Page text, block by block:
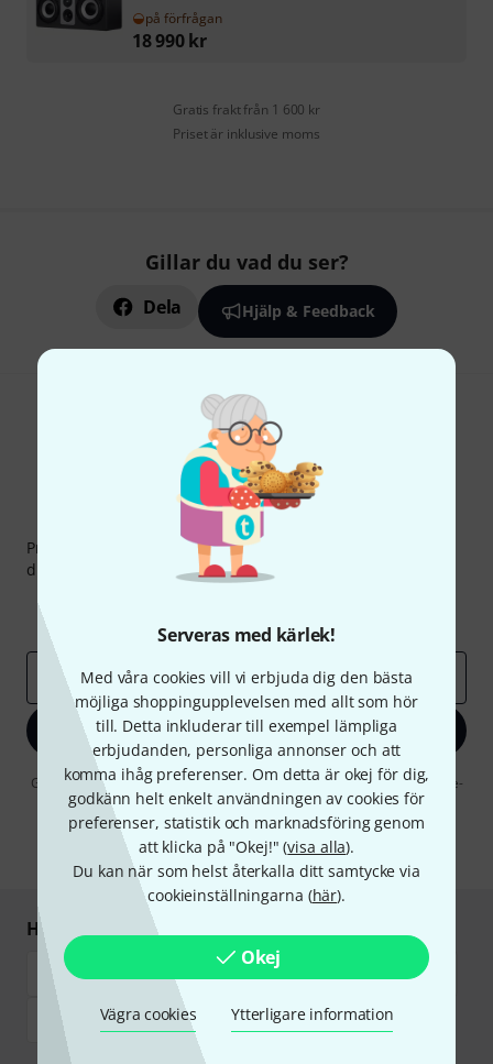
Serveras med kärlek!
Med våra cookies vill vi erbjuda dig den bästa
möjliga shoppingupplevelsen med allt som hör
till. Detta inkluderar till exempel lämpliga
erbjudanden, personliga annonser och att
komma ihåg preferenser. Om detta är okej för dig,
godkänn helt enkelt användningen av cookies för
preferenser, statistik och marknadsföring genom
att klicka på "Okej!" (visa alla).
Du kan när som helst återkalla ditt samtycke via
cookieinställningarna (här).
Okej
Vägra cookies Ytterligare information
på förfrågan
18 990 kr
Gratis frakt från 1 600 kr
Priset är inklusive moms
Gillar du vad du ser?
Dela Hjälp & Feedback
Thomann nyhetsbrev
Prenumererar på Thomanns Nyhetsbrev på engelska och
du kan med lite tur vinna en50 kupong
Thomann Insikter
E-postadress*
Registrera dig nu
Genom att klicka på "Registrera dig nu" samtycker jag till att ta emot e-
postreklam. Avregistrering är möjlig när som helst. Du finner mer
information om nyhetsbrevet i vårsekretesspolicy.
* Nödvändig
Handla och betala säkert